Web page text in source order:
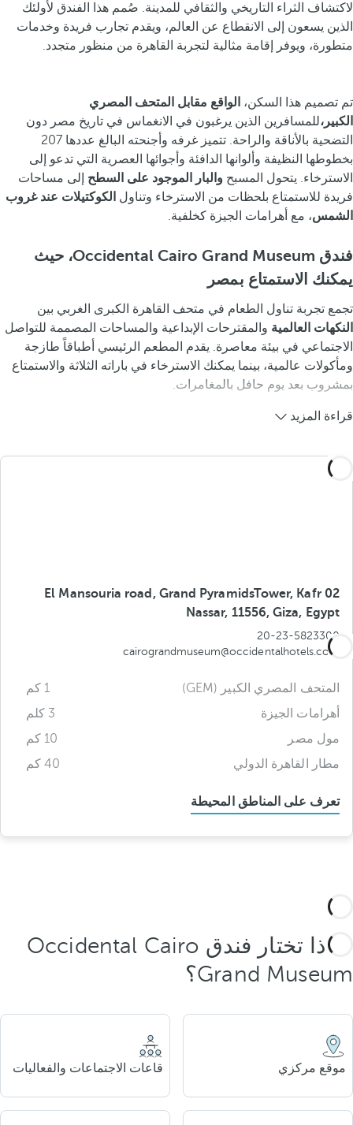
لاكتشاف الثراء التاريخي والثقافي للمدينة. صُمم هذا الفندق لأولئك
الذين يسعون إلى الانقطاع عن العالم، ويقدم تجارب فريدة وخدمات
متطورة، ويوفر إقامة مثالية لتجربة القاهرة من منظور متجدد.
تم تصميم هذا السكن، الواقع مقابل المتحف المصري
الكبير،للمسافرين الذين يرغبون في الانغماس في تاريخ مصر دون
التضحية بالأناقة والراحة. تتميز غرفه وأجنحته البالغ عددها 207
بخطوطها النظيفة وألوانها الدافئة وأجوائها العصرية التي تدعو إلى
الاسترخاء. يتحول المسبح والبار الموجود على السطح إلى مساحات
فريدة للاستمتاع بلحظات من الاسترخاء وتناول الكوكتيلات عند غروب
الشمس، مع أهرامات الجيزة كخلفية.
فندق Occidental Cairo Grand Museum، حيث
يمكنك الاستمتاع بمصر
تجمع تجربة تناول الطعام في متحف القاهرة الكبرى الغربي بين
النكهات العالمية والمقترحات الإبداعية والمساحات المصممة للتواصل
الاجتماعي في بيئة معاصرة. يقدم المطعم الرئيسي أطباقاً طازجة
ومأكولات عالمية، بينما يمكنك الاسترخاء في باراته الثلاثة والاستمتاع
بمشروب بعد يوم حافل بالمغامرات.
قراءة المزيد
02 El Mansouria road, Grand PyramidsTower, Kafr
Nassar, 11556, Giza, Egypt
20-23-5823300
cairograndmuseum@occidentalhotels.com
المتحف المصري الكبير (GEM)
1 كم
أهرامات الجيزة
3 كلم
مول مصر
10 كم
مطار القاهرة الدولي
40 كم
تعرف على المناطق المحيطة
لماذا تختار فندق Occidental Cairo
Grand Museum؟
موقع مركزي قاعات الاجتماعات والفعاليات